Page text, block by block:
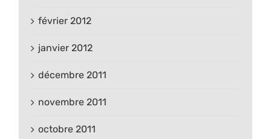
février 2012
janvier 2012
décembre 2011
novembre 2011
octobre 2011